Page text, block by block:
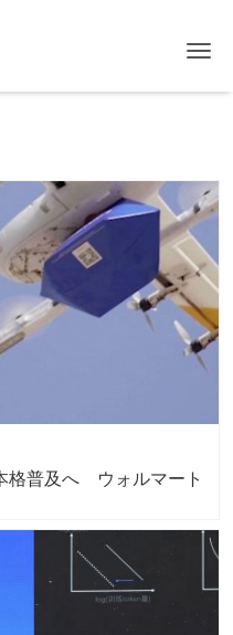
格普及へ ウォルマート